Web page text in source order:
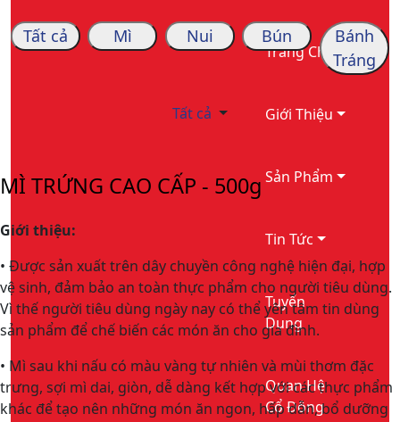
Trang Chủ
Giới Thiệu
Sản Phẩm
Tin Tức
Tuyển
Dụng
Quan Hệ
Cổ Đông
Tất cả Mì Nui Bún
Bánh
Tráng
Tất cả
MÌ TRỨNG CAO CẤP - 500g
Giới thiệu:
• Được sản xuất trên dây chuyền công nghệ hiện đại, hợp
vệ sinh, đảm bảo an toàn thực phẩm cho người tiêu dùng.
Vì thế người tiêu dùng ngày nay có thể yên tâm tin dùng
sản phẩm để chế biến các món ăn cho gia đình.
• Mì sau khi nấu có màu vàng tự nhiên và mùi thơm đặc
trưng, sợi mì dai, giòn, dễ dàng kết hợp với các thực phẩm
khác để tạo nên những món ăn ngon, hấp dẫn, bổ dưỡng